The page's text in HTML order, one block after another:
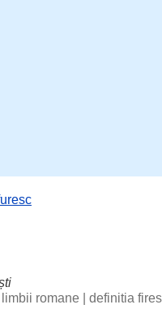
romane
definitia